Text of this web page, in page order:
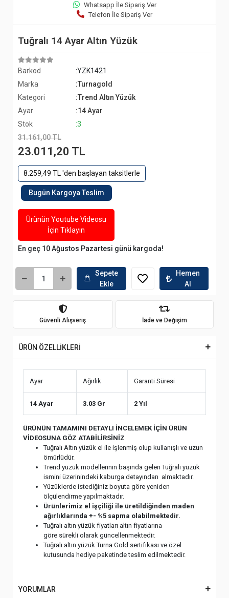
Whatsapp İle Sipariş Ver
Telefon İle Sipariş Ver
Tuğralı 14 Ayar Altın Yüzük
Barkod
:YZK1421
Marka
:Turnagold
Kategori
:Trend Altın Yüzük
Ayar
:14 Ayar
Stok
:3
31.161,00 TL
23.011,20 TL
8.259,49 TL 'den başlayan taksitlerle
Bugün Kargoya Teslim
Ürünün Youtube Videosu
İçin Tıklayın
En geç 10 Ağustos Pazartesi günü kargoda!
Sepete
Ekle
Hemen
Al
Güvenli Alışveriş İade ve Değişim
ÜRÜN ÖZELLİKLERİ
Ayar Ağırlık Garanti Süresi
14 Ayar 3.03 Gr 2 Yıl
ÜRÜNÜN TAMAMINI DETAYLI İNCELEMEK İÇİN ÜRÜN
VİDEOSUNA GÖZ ATABİLİRSİNİZ
Tuğralı Altın yüzük el ile işlenmiş olup kullanışlı ve uzun
ömürlüdür.
Trend yüzük modellerinin başında gelen Tuğralı yüzük
ismini üzerinindeki kaburga detayından almaktadır.
Yüzüklerde istediğiniz boyuta göre yeniden
ölçülendirme yapılmaktadır.
Ürünlerimiz el işçiliği ile üretildiğinden maden
ağırlıklarında +- %5 sapma olabilmektedir.
Tuğralı altın yüzük fiyatları altın fiyatlarına
göre sürekli olarak güncellenmektedir.
Tuğralı altın yüzük Turna Gold sertifikası ve özel
kutusunda hediye paketinde teslim edilmektedir.
YORUMLAR